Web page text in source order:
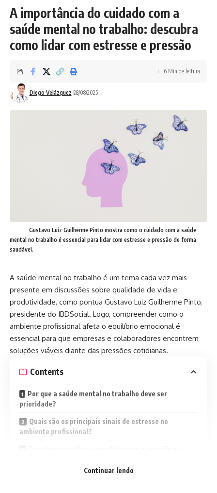
A importância do cuidado com a
saúde mental no trabalho: descubra
como lidar com estresse e pressão
Diego Velázquez 28/08/2025
6 Min de leitura
Gustavo Luíz Guilherme Pinto mostra como o cuidado com a saúde
mental no trabalho é essencial para lidar com estresse e pressão de forma
saudável.
A saúde mental no trabalho é um tema cada vez mais
presente em discussões sobre qualidade de vida e
produtividade, como pontua Gustavo Luiz Guilherme Pinto,
presidente do IBDSocial. Logo, compreender como o
ambiente profissional afeta o equilíbrio emocional é
essencial para que empresas e colaboradores encontrem
soluções viáveis diante das pressões cotidianas.
Contents
Por que a saúde mental no trabalho deve ser
prioridade?
Quais são os principais sinais de estresse no
ambiente profissional?
Continuar lendo